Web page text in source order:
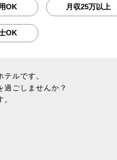
OK 月収25万以上
OK
ルです。
過ごしませんか？